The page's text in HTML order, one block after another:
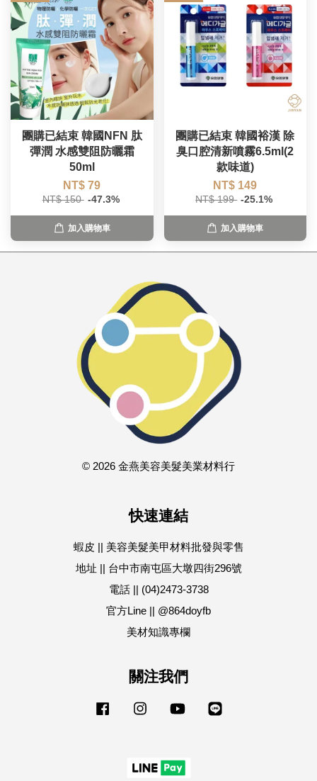
團購已結束 韓國NFN 肽
彈潤 水感雙阻防曬霜
50ml
NT$ 79
NT$ 150 -47.3%
加入購物車
團購已結束 韓國裕漢 除
臭口腔清新噴霧6.5ml(2
款味道)
NT$ 149
NT$ 199 -25.1%
加入購物車
© 2026 金燕美容美髮美業材料行
快速連結
蝦皮 || 美容美髮美甲材料批發與零售
地址 || 台中市南屯區大墩四街296號
電話 || (04)2473-3738
官方Line || @864doyfb
美材知識專欄
關注我們
Facebook Instagram YouTube